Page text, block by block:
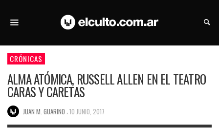
CRÓNICAS
ALMA ATÓMICA, RUSSELL ALLEN EN EL TEATRO
CARAS Y CARETAS
JUAN M. GUARINO 10 JUNIO, 2017